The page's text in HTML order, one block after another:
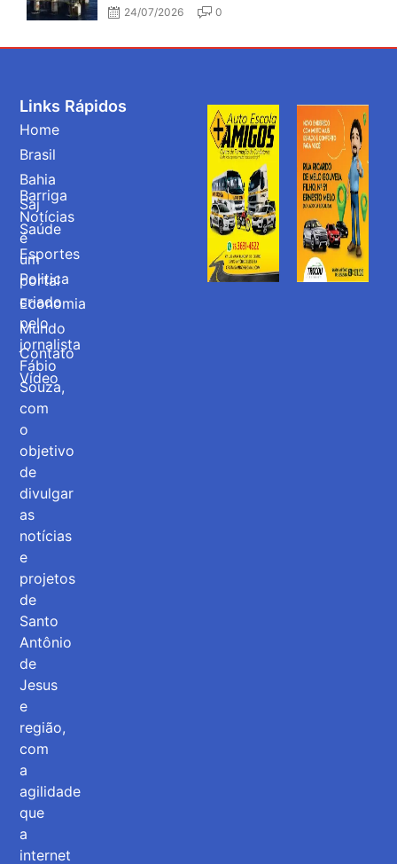
24/07/2026 0
Barriga
Notícias
é
um
portal
criado
pelo
jornalista
Fábio
Souza,
com
o
objetivo
de
divulgar
as
notícias
e
projetos
de
Santo
Antônio
de
Jesus
e
região,
com
a
agilidade
que
a
internet
Links Rápidos
Home
Brasil
Bahia
Saj
Saúde
Esportes
Politica
Economia
Mundo
Contato
Vídeo